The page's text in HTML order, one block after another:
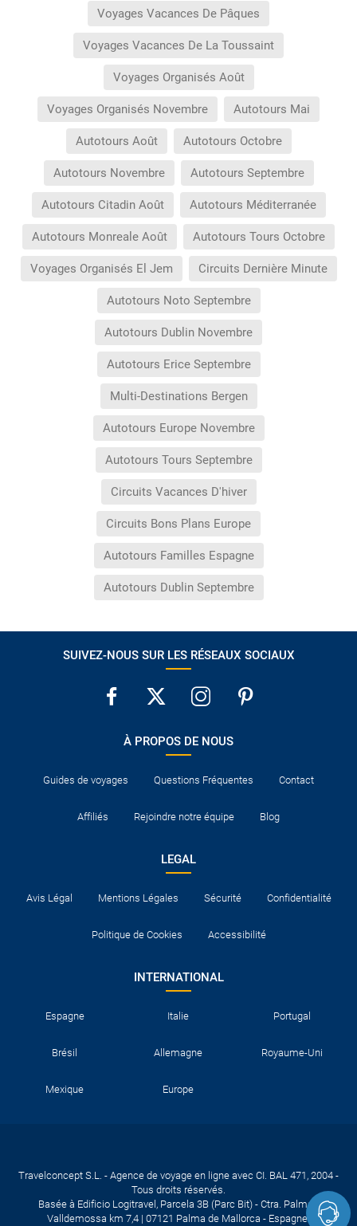
Voyages Vacances De Pâques
Voyages Vacances De La Toussaint
Voyages Organisés Août
Voyages Organisés Novembre Autotours Mai
Autotours Août Autotours Octobre
Autotours Novembre Autotours Septembre
Autotours Citadin Août Autotours Méditerranée
Autotours Monreale Août Autotours Tours Octobre
Voyages Organisés El Jem Circuits Dernière Minute
Autotours Noto Septembre
Autotours Dublin Novembre
Autotours Erice Septembre
Multi-Destinations Bergen
Autotours Europe Novembre
Autotours Tours Septembre
Circuits Vacances D'hiver
Circuits Bons Plans Europe
Autotours Familles Espagne
Autotours Dublin Septembre
SUIVEZ-NOUS SUR LES RÉSEAUX SOCIAUX
À PROPOS DE NOUS
Guides de voyages Questions Fréquentes Contact
Affiliés Rejoindre notre équipe Blog
LEGAL
Avis Légal Mentions Légales Sécurité Confidentialité
Politique de Cookies Accessibilité
INTERNATIONAL
Espagne Italie Portugal
Brésil Allemagne Royaume-Uni
Mexique Europe
Travelconcept S.L. - Agence de voyage en ligne avec CI. BAL 471, 2004 -
Tous droits réservés.
Basée à Edificio Logitravel, Parcela 3B (Parc Bit) - Ctra. Palma -
Valldemossa km 7,4 | 07121 Palma de Mallorca - Espagne.